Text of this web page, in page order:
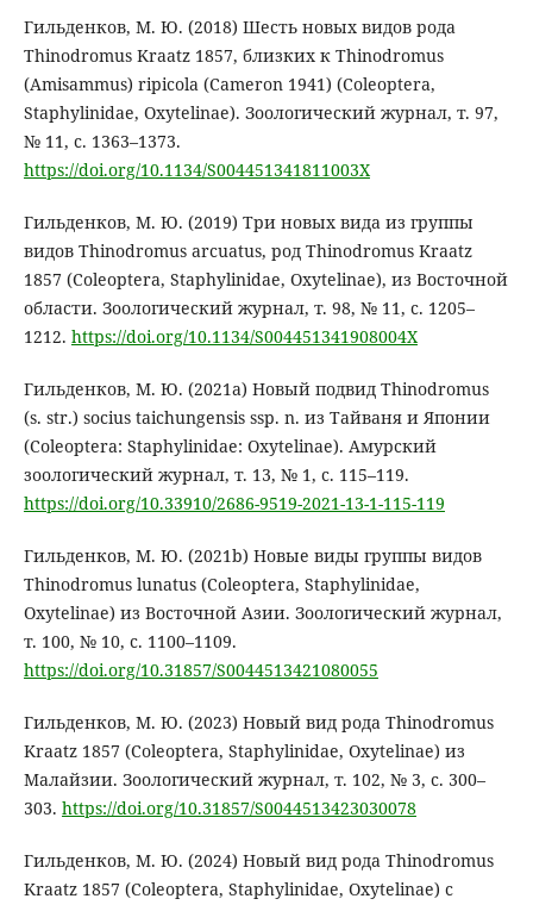
Гильденков, М. Ю. (2018) Шесть новых видов рода
Thinodromus Kraatz 1857, близких к Thinodromus
(Amisammus) ripicola (Cameron 1941) (Coleoptera,
Staphylinidae, Oxytelinae). Зоологический журнал, т. 97,
№ 11, с. 1363–1373.
https://doi.org/10.1134/S004451341811003X
Гильденков, М. Ю. (2019) Три новых вида из группы
видов Thinodromus arcuatus, род Thinodromus Kraatz
1857 (Coleoptera, Staphylinidae, Oxytelinae), из Восточной
области. Зоологический журнал, т. 98, № 11, с. 1205–
1212. https://doi.org/10.1134/S004451341908004X
Гильденков, М. Ю. (2021a) Новый подвид Thinodromus
(s. str.) socius taichungensis ssp. n. из Тайваня и Японии
(Coleoptera: Staphylinidae: Oxytelinae). Амурский
зоологический журнал, т. 13, № 1, с. 115–119.
https://doi.org/10.33910/2686-9519-2021-13-1-115-119
Гильденков, М. Ю. (2021b) Новые виды группы видов
Thinodromus lunatus (Coleoptera, Staphylinidae,
Oxytelinae) из Восточной Азии. Зоологический журнал,
т. 100, № 10, с. 1100–1109.
https://doi.org/10.31857/S0044513421080055
Гильденков, М. Ю. (2023) Новый вид рода Thinodromus
Kraatz 1857 (Coleoptera, Staphylinidae, Oxytelinae) из
Малайзии. Зоологический журнал, т. 102, № 3, с. 300–
303. https://doi.org/10.31857/S0044513423030078
Гильденков, М. Ю. (2024) Новый вид рода Thinodromus
Kraatz 1857 (Coleoptera, Staphylinidae, Oxytelinae) с